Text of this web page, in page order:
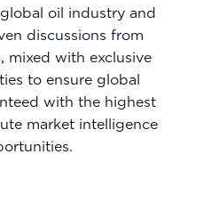
oil industry and
discussions from
mixed with exclusive
to ensure global
with the highest
market intelligence